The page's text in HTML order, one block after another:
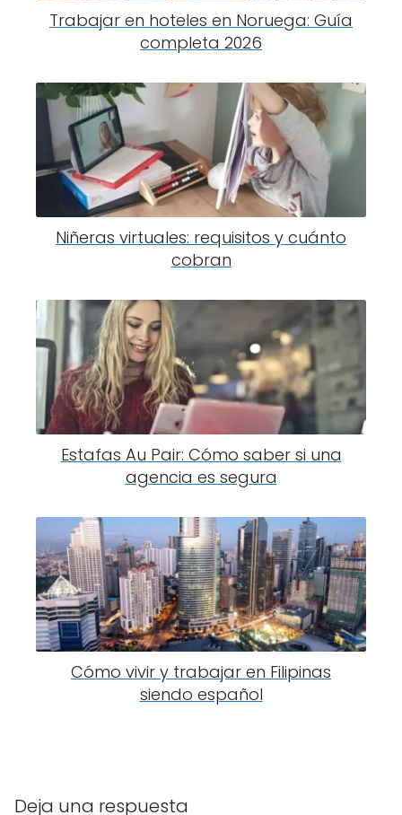
Trabajar en hoteles en Noruega: Guía
completa 2026
Niñeras virtuales: requisitos y cuánto
cobran
Estafas Au Pair: Cómo saber si una
agencia es segura
Cómo vivir y trabajar en Filipinas
siendo español
Deja una respuesta